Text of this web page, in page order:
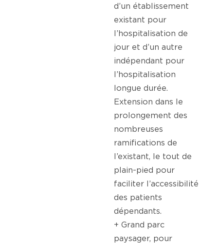
d’un établissement
existant pour
l’hospitalisation de
jour et d’un autre
indépendant pour
l’hospitalisation
longue durée.
Extension dans le
prolongement des
nombreuses
ramifications de
l’existant, le tout de
plain-pied pour
faciliter l’accessibilité
des patients
dépendants.
+ Grand parc
paysager, pour